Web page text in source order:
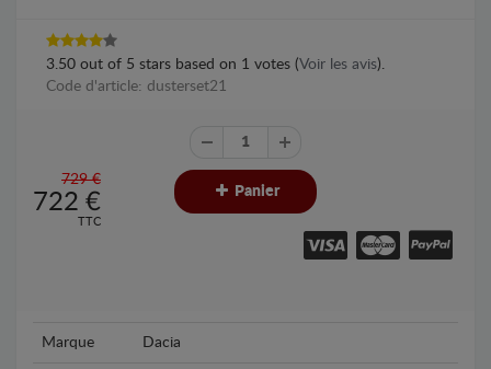
3.50 out of 5 stars based on 1 votes (Voir les avis).
Code d'article: dusterset21
729 €
722 €
TTC
Panier
Marque Dacia